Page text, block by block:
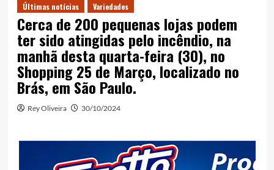
Últimas notícias Variedades
Cerca de 200 pequenas lojas podem
ter sido atingidas pelo incêndio, na
manhã desta quarta-feira (30), no
Shopping 25 de Março, localizado no
Brás, em São Paulo.
Rey Oliveira 30/10/2024